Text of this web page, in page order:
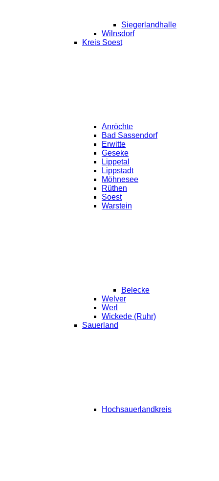
Siegerlandhalle
Wilnsdorf
Kreis Soest
Anröchte
Bad Sassendorf
Erwitte
Geseke
Lippetal
Lippstadt
Möhnesee
Rüthen
Soest
Warstein
Belecke
Welver
Werl
Wickede (Ruhr)
Sauerland
Hochsauerlandkreis